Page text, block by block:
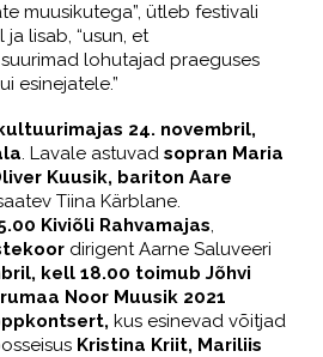
muusikutega”, ütleb festivali
lisab, “usun, et
lohutajad praeguses
esinejatele.”
24. novembril,
. Lavale astuvad sopran Maria
Kuusik, bariton Aare
Tiina Kärblane.
Kiviõli Rahvamajas,
dirigent Aarne Saluveeri
kell 18.00 toimub Jõhvi
Noor Muusik 2021
kus esinevad võitjad
Kristina Kriit, Mariliis